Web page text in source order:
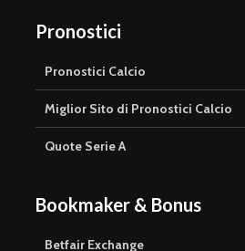
Pronostici
Pronostici Calcio
Miglior Sito di Pronostici Calcio
Quote Serie A
Bookmaker & Bonus
Betfair Exchange